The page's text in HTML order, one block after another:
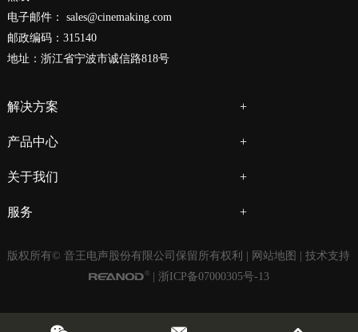
电子邮件： sales@cinemaking.com
邮政编码：315140
地址：浙江省宁波市诚信路818号
解决方案
产品中心
关于我们
服务
版权所有© 音王电声股份有限公司保留所有权利 | 网站地图
| 技术支持
浙ICP备07000305号-13